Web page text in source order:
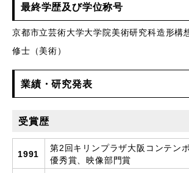
最終学歴及び学位称号
京都市立芸術大学大学院美術研究科造形構
修士（美術）
業績・研究発表
受賞歴
1991
第2回キリンプラザ大阪コンテン
優秀賞、映像部門賞